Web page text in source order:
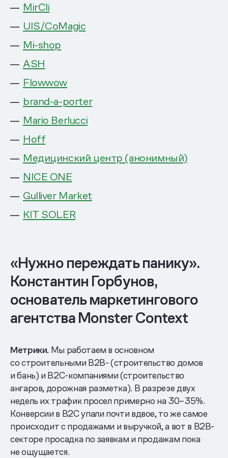
MirCli
UIS/CoMagic
Mi-shop
ASH
Flowwow
brand-a-porter
Mario Berlucci
Hoff
Медицинский центр (анонимный)
NICE ONE
Gulliver Market
KIT SOLER
«Нужно переждать панику».
Константин Горбунов,
основатель маркетингового
агентства Monster Context
Метрики. Мы работаем в основном
со строительными B2B- (строительство домов
и бань) и B2C-компаниями (строительство
ангаров, дорожная разметка). В разрезе двух
недель их трафик просел примерно на 30–35%.
Конверсии в B2C упали почти вдвое, то же самое
происходит с продажами и выручкой, а вот в B2B-
секторе просадка по заявкам и продажам пока
не ощущается.